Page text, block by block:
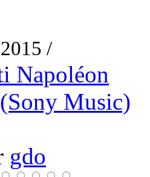
/
Napoléon
(Sony Music)
gdo